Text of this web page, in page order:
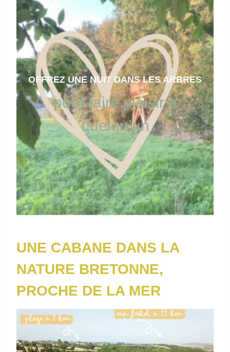
OFFREZ UNE NUIT DANS LES ARBRES
pour faire plaisir a
quelqu’un
UNE CABANE DANS LA
NATURE BRETONNE,
PROCHE DE LA MER